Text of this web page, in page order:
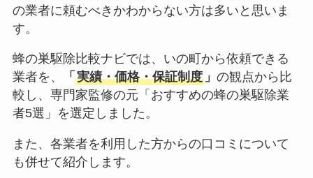
の業者に頼むべきかわからない方は多いと思いま
す。
蜂の巣駆除比較ナビでは、いの町から依頼できる
業者を、
「 実績・価格・保証制度」 の観点から比
較し、専門家監修の元「おすすめの蜂の巣駆除業
者5選」を選定しました。
また、各業者を利用した方からの口コミについて
も併せて紹介します。